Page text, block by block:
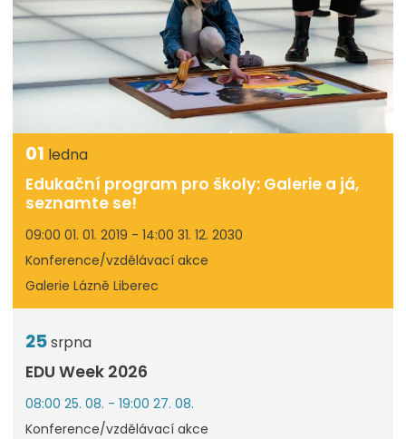
01 ledna
Edukační program pro školy: Galerie a já,
seznamte se!
09:00 01. 01. 2019 - 14:00 31. 12. 2030
Konference/vzdělávací akce
Galerie Lázně Liberec
25srpna
EDU Week 2026
08:00 25. 08. - 19:00 27. 08.
Konference/vzdělávací akce